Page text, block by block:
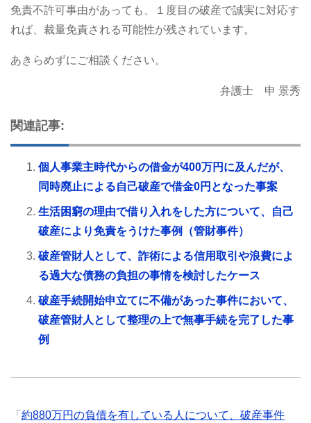
免責不許可事由があっても、１度目の破産で誠実に対応す
れば、裁量免責される可能性が残されています。
あきらめずにご相談ください。
弁護士 申 景秀
関連記事:
個人事業主時代からの借金が400万円に及んだが、
同時廃止による自己破産で借金0円となった事案
生活困窮の理由で借り入れをした方について、自己
破産により免責をうけた事例（管財事件）
破産管財人として、詐術による信用取引や浪費によ
る過大な債務の負担の事情を検討したケース
破産手続開始申立てに不備があった事件において、
破産管財人として整理の上で無事手続を完了した事
例
「 約880万円の負債を有している人について、破産事件